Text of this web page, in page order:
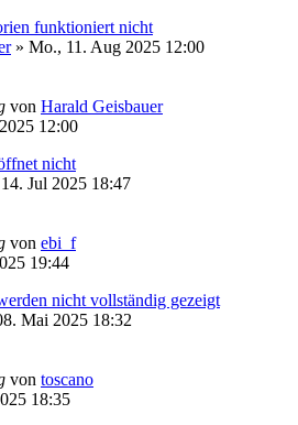
funktioniert nicht
» Mo., 11. Aug 2025 12:00
von Harald Geisbauer
12:00
nicht
Jul 2025 18:47
von ebi_f
19:44
nicht vollständig gezeigt
Mai 2025 18:32
von toscano
18:35